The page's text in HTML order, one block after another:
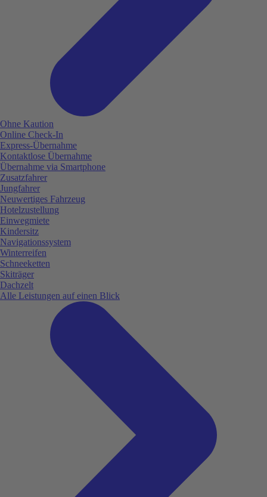
Ohne Kaution
Online Check-In
Express-Übernahme
Kontaktlose Übernahme
Übernahme via Smartphone
Zusatzfahrer
Jungfahrer
Neuwertiges Fahrzeug
Hotelzustellung
Einwegmiete
Kindersitz
Navigationssystem
Winterreifen
Schneeketten
Skiträger
Dachzelt
Alle Leistungen auf einen Blick